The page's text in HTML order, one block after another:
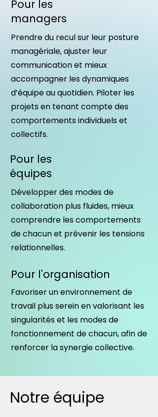
Pour les
managers
Prendre du recul sur leur posture
managériale, ajuster leur
communication et mieux
accompagner les dynamiques
d’équipe au quotidien. Piloter les
projets en tenant compte des
comportements individuels et
collectifs.
Pour les
équipes
Développer des modes de
collaboration plus fluides, mieux
comprendre les comportements
de chacun et prévenir les tensions
relationnelles.
Pour l'organisation
Favoriser un environnement de
travail plus serein en valorisant les
singularités et les modes de
fonctionnement de chacun, afin de
renforcer la synergie collective.
Notre équipe